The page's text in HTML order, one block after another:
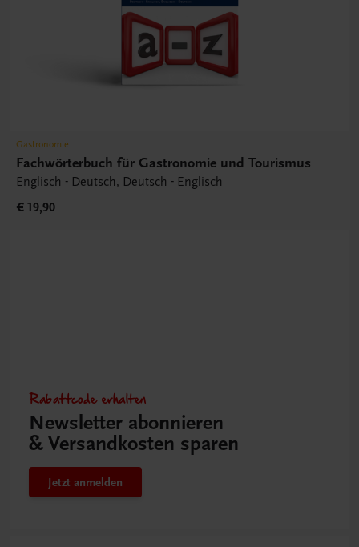
Gastronomie
Fachwörterbuch für Gastronomie und Tourismus
Englisch - Deutsch, Deutsch - Englisch
€ 19,90
Rabattcode erhalten
Newsletter abonnieren
& Versandkosten sparen
Jetzt anmelden